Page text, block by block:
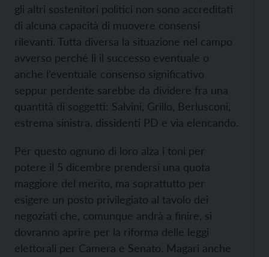
gli altri sostenitori politici non sono accreditati
di alcuna capacità di muovere consensi
rilevanti. Tutta diversa la situazione nel campo
avverso perché lì il successo eventuale o
anche l’eventuale consenso significativo
seppur perdente sarebbe da dividere fra una
quantità di soggetti: Salvini, Grillo, Berlusconi,
estrema sinistra, dissidenti PD e via elencando.
Per questo ognuno di loro alza i toni per
potere il 5 dicembre prendersi una quota
maggiore del merito, ma soprattutto per
esigere un posto privilegiato al tavolo dei
negoziati che, comunque andrà a finire, si
dovranno aprire per la riforma delle leggi
elettorali per Camera e Senato. Magari anche